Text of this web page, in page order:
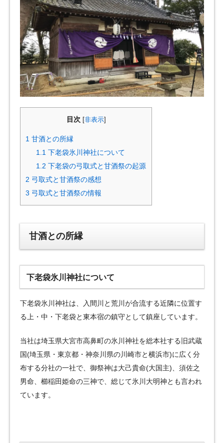
目次 [非表示]
1 甘酒との所縁
1.1 下老袋氷川神社について
1.2 下老袋の弓取式と甘酒祭の起源
2 弓取式と甘酒祭の感想
3 弓取式と甘酒祭の情報
甘酒との所縁
下老袋氷川神社について
下老袋氷川神社は、入間川と荒川が合流する近隣に位置す
る上・中・下老袋と東本宿の鎮守として鎮座しています。
当社は埼玉県大宮市高鼻町の氷川神社を総本社する旧武蔵
国(埼玉県・東京都・神奈川県の川崎市と横浜市)に広く分
布する分社の一社で、御祭神は大己貴命(大国主)、須佐之
男命、櫛稲田姫命の三神で、総じて氷川大明神とも言われ
ています。